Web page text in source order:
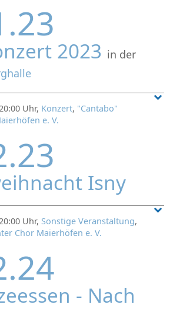
2023 in der
Uhr, Konzert, "Cantabo"
e. V.
Isny
Uhr, Sonstige Veranstaltung,
Chor Maierhöfen e. V.
- Nach